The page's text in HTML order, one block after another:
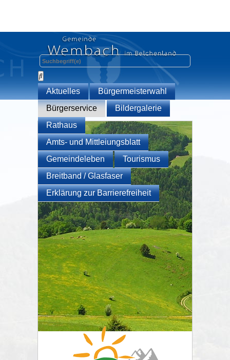
Aktuelles
Bürgermeisterwahl
Bürgerservice
Bildergalerie
Rathaus
Amts- und Mittleiungsblatt
Gemeindeleben
Tourismus
Breitband / Glasfaser
Erklärung zur Barrierefreiheit